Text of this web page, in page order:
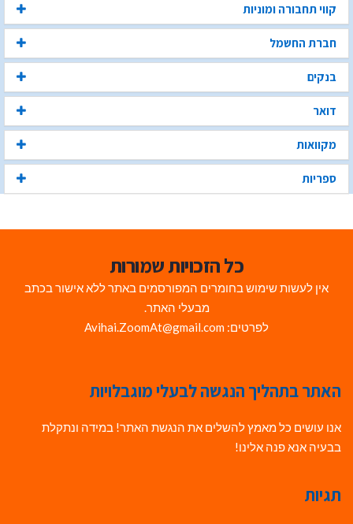
קווי תחבורה ומוניות
חברת החשמל
בנקים
דואר
מקוואות
ספריות
כל הזכויות שמורות
אין לעשות שימוש בחומרים המפורסמים באתר ללא אישור בכתב
מבעלי האתר.
לפרטים: Avihai.ZoomAt@gmail.com
האתר בתהליך הנגשה לבעלי מוגבלויות
אנו עושים כל מאמץ להשלים את הנגשת האתר! במידה ונתקלת
בבעיה אנא פנה אלינו!
תגיות